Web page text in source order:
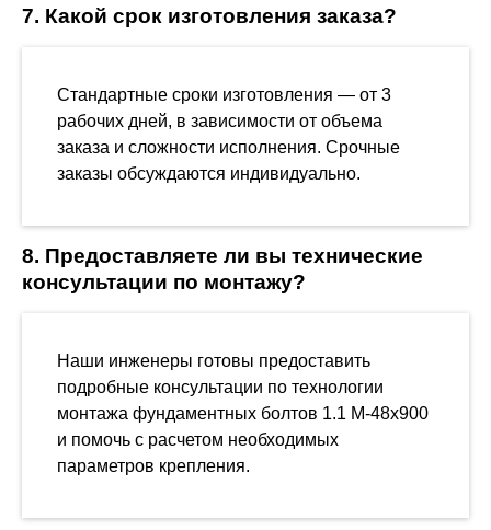
7. Какой срок изготовления заказа?
Стандартные сроки изготовления — от 3
рабочих дней, в зависимости от объема
заказа и сложности исполнения. Срочные
заказы обсуждаются индивидуально.
8. Предоставляете ли вы технические
консультации по монтажу?
Наши инженеры готовы предоставить
подробные консультации по технологии
монтажа фундаментных болтов 1.1 М-48х900
и помочь с расчетом необходимых
параметров крепления.